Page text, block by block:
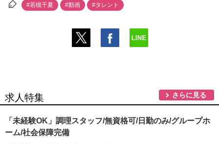
#若槻千夏 #動画 #タレント
求人特集 さらに見る
「未経験OK」調理スタッフ/無資格可/日勤のみ/グループホ
ーム/社会保障完備